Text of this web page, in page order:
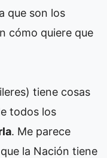
que son los
cómo quiere que
tiene cosas
todos los
. Me parece
la Nación tiene